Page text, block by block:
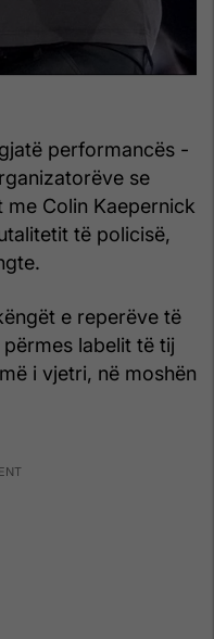
performancës -
se
Colin Kaepernick
të policisë,
e reperëve të
labelit të tij
i vjetri, në moshën